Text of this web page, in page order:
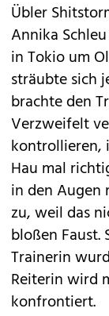
Übler
Annika
in Tokio um
sträubte sich
brachte den
Verzweifelt
kontrollieren,
Hau mal
in den Augen
zu, weil das
bloßen
Trainerin
Reiterin wird
konfrontiert.